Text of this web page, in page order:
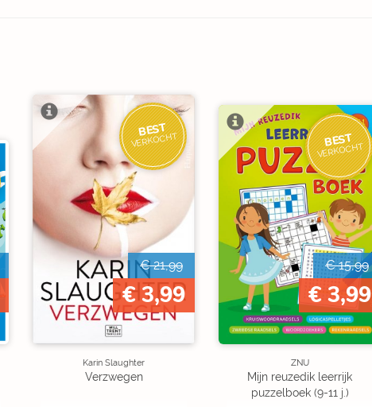
BEST
VERKOCHT
€ 21,99
€ 3,99
Karin Slaughter
Verzwegen
BEST
VERKOCHT
€ 15,99
€ 3,99
ZNU
Mijn reuzedik leerrijk
puzzelboek (9-11 j.)